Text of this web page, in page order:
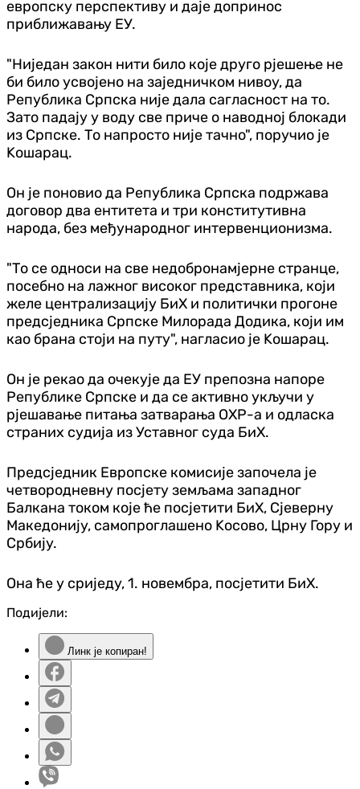
европску перспективу и даје допринос
приближавању ЕУ.
"Ниједан закон нити било које друго рјешење не
би било усвојено на заједничком нивоу, да
Република Српска није дала сагласност на то.
Зато падају у воду све приче о наводној блокади
из Српске. То напросто није тачно", поручио је
Kошарац.
Он је поновио да Република Српска подржава
договор два ентитета и три конститутивна
народа, без међународног интервенционизма.
"То се односи на све недобронамјерне странце,
посебно на лажног високог представника, који
желе централизацију БиХ и политички прогоне
предсједника Српске Милорада Додика, који им
као брана стоји на путу", нагласио је Kошарац.
Он је рекао да очекује да ЕУ препозна напоре
Републике Српске и да се активно укључи у
рјешавање питања затварања ОХР-а и одласка
страних судија из Уставног суда БиХ.
Предсједник Европске комисије започела је
четвородневну посјету земљама западног
Балкана током које ће посјетити БиХ, Сјеверну
Македонију, самопроглашено Kосово, Црну Гору и
Србију.
Она ће у сриједу, 1. новембра, посјетити БиХ.
Подијели:
Линк је копиран!